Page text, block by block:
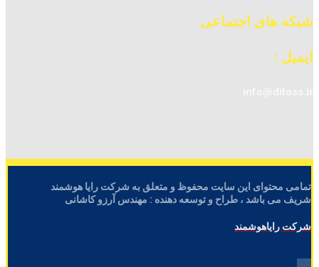
شبکه های اجتماعی
ایمیل :
تمامی محتوای این سایت محفوظ و متعلق به شرکت رایا هوشمند
شریف می باشد ، طراح و توسعه دهنده : مهندس آرزو کاشانی
شرکت رایاهوشمند